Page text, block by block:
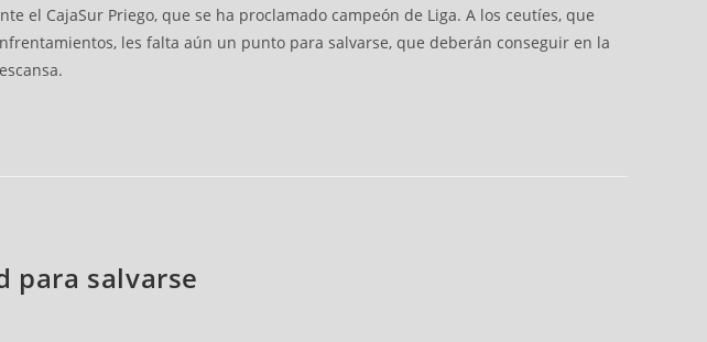
el CajaSur Priego, que se ha proclamado campeón de Liga. A los ceutíes, que
les falta aún un punto para salvarse, que deberán conseguir en la
para salvarse